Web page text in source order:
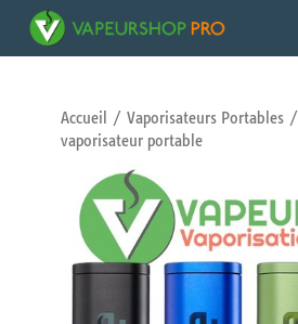
Accueil / Vaporisateurs Portables/
vaporisateur portable